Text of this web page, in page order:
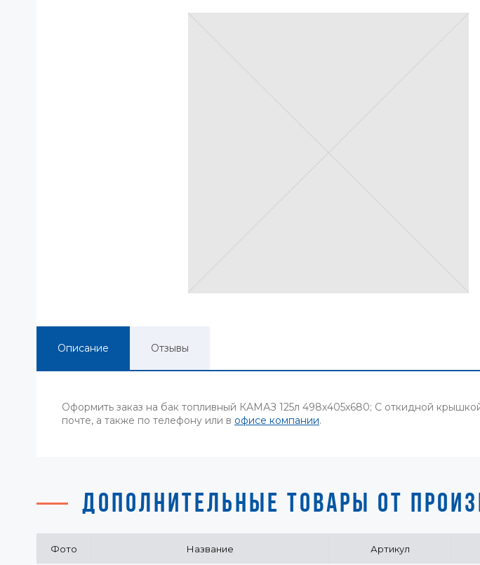
Описание Отзывы
Оформить заказ на бак топливный КАМАЗ 125л 498х405х680; С откидной
почте, а также по телефону или в офисе компании.
ДОПОЛНИТЕЛЬНЫЕ ТОВАРЫ ОТ
Фото Название Артикул